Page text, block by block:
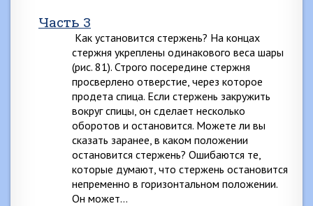
Часть 3
Как установится стержень? На концах
стержня укреплены одинакового веса шары
(рис. 81). Строго посередине стержня
просверлено отверстие, через которое
продета спица. Если стержень закружить
вокруг спицы, он сделает несколько
оборотов и остановится. Можете ли вы
сказать заранее, в каком положении
остановится стержень? Ошибаются те,
которые думают, что стержень остановится
непременно в горизонтальном положении.
Он может…